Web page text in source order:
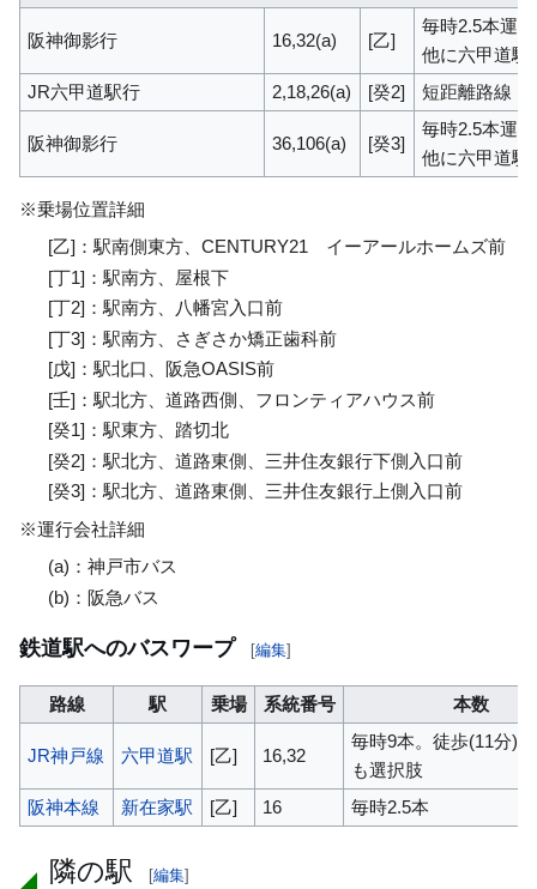
阪神御影行 16,32(a) [乙]
毎時2.5本運
他に六甲道駅
JR六甲道駅行
2,18,26(a) [癸2] 短距離路線
阪神御影行 36,106(a) [癸3]
毎時2.5本運
他に六甲道駅
※乗場位置詳細
[乙]：駅南側東方、CENTURY21 イーアールホームズ前
[丁1]：駅南方、屋根下
[丁2]：駅南方、八幡宮入口前
[丁3]：駅南方、さぎさか矯正歯科前
[戊]：駅北口、阪急OASIS前
[壬]：駅北方、道路西側、フロンティアハウス前
[癸1]：駅東方、踏切北
[癸2]：駅北方、道路東側、三井住友銀行下側入口前
[癸3]：駅北方、道路東側、三井住友銀行上側入口前
※運行会社詳細
(a)：神戸市バス
(b)：阪急バス
鉄道駅へのバスワープ [編集]
路線 駅 乗場 系統番号 本数
JR神戸線 六甲道駅 [乙] 16,32
毎時9本。徒歩(11分)
も選択肢
阪神本線
新在家駅 [乙] 16 毎時2.5本
隣の駅 [編集]